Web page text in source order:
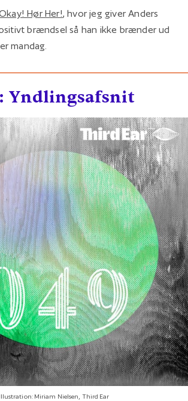
Hør Her!, hvor jeg giver Anders
brændsel så han ikke brænder ud
mandag.
Yndlingsafsnit
Illustration: Miriam Nielsen, Third Ear